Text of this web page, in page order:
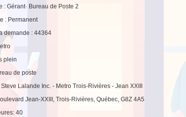
: Gérant· Bureau de Poste 2
: Permanent
demande : 44364
plein
de poste
Lalande Inc. - Metro Trois-Rivières - Jean XXIII
Jean-XXIII, Trois-Rivières, Québec, G8Z 4A5
40